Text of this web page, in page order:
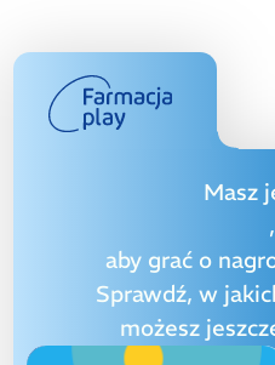
Masz
,
aby grać o
Sprawdź, w
możesz